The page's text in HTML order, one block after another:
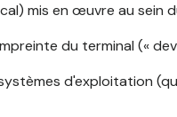
mis en œuvre au sein
du terminal («
d'exploitation